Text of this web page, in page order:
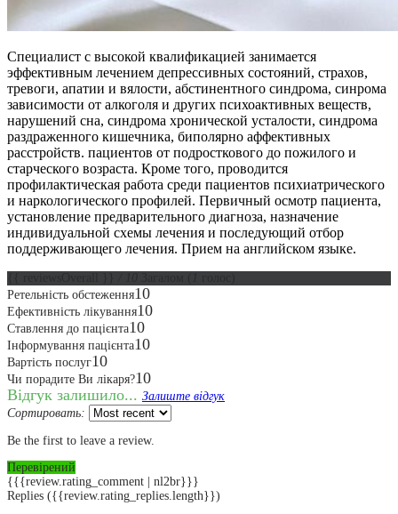
Специалист с высокой квалификацией занимается
эффективным лечением депрессивных состояний, страхов,
тревоги, апатии и вялости, абстинентного синдрома, синрома
зависимости от алкоголя и других психоактивных веществ,
нарушений сна, синдрома хронической усталости, синдрома
раздраженного кишечника, биполярно аффективных
расстройств. пациентов от подросткового до пожилого и
старческого возраста. Кроме того, проводится
профилактическая работа среди пациентов психиатрического
и наркологического профилей. Первичный осмотр пациента,
установление предварительного диагноза, назначение
индивидуальной схемы лечения и последующий отбор
поддерживающего лечения. Прием на английском языке.
Ретельність обстеження10
Ефективність лікування10
Ставлення до пацієнта10
Інформування пацієнта10
Вартість послуг10
Чи порадите Ви лікаря?10
Відгук залишило... Залиште відгук
Сортировать:
Be the first to leave a review.
Перевірений
{{{review.rating_comment | nl2br}}}
Replies ({{review.rating_replies.length}})